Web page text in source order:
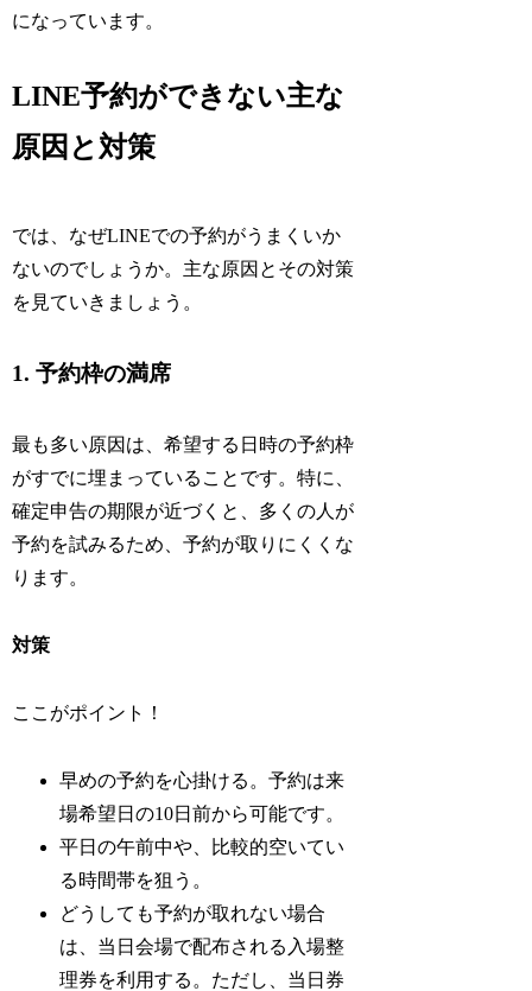
になっています。
LINE予約ができない主な
原因と対策
では、なぜLINEでの予約がうまくいか
ないのでしょうか。主な原因とその対策
を見ていきましょう。
1. 予約枠の満席
最も多い原因は、希望する日時の予約枠
がすでに埋まっていることです。特に、
確定申告の期限が近づくと、多くの人が
予約を試みるため、予約が取りにくくな
ります。
対策
ここがポイント！
早めの予約を心掛ける。予約は来
場希望日の10日前から可能です。
平日の午前中や、比較的空いてい
る時間帯を狙う。
どうしても予約が取れない場合
は、当日会場で配布される入場整
理券を利用する。ただし、当日券